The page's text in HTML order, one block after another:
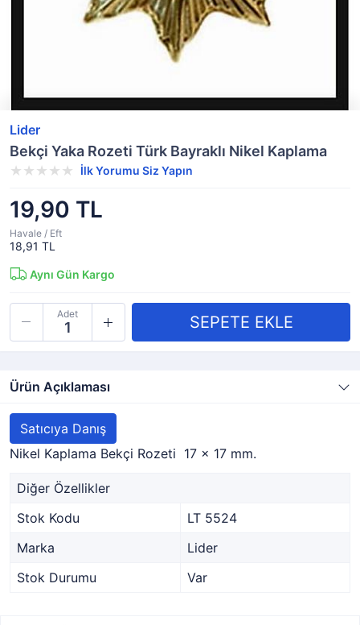
Lider
Bekçi Yaka Rozeti Türk Bayraklı Nikel Kaplama
İlk Yorumu Siz Yapın
19,90 TL
Havale / Eft
18,91 TL
Aynı Gün Kargo
Adet
Ürün Açıklaması
Satıcıya Danış
Nikel Kaplama Bekçi Rozeti 17 x 17 mm.
Diğer Özellikler
Stok Kodu
LT 5524
Marka
Lider
Stok Durumu
Var